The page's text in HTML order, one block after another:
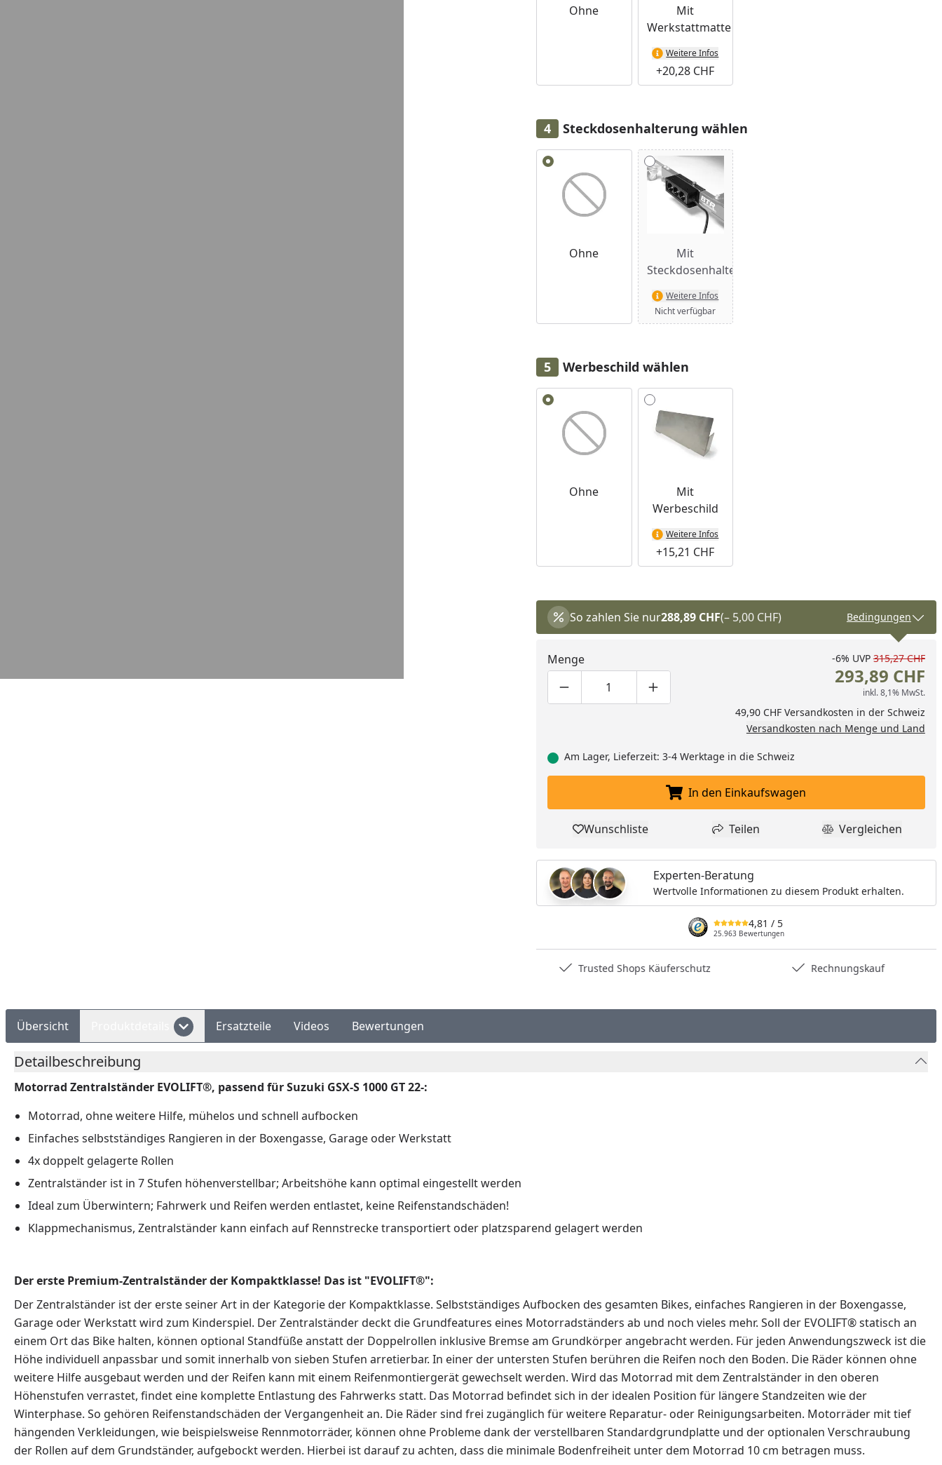
Ohne
Mit
Werkstattmatte
Weitere Infos
+20,28 CHF
Steckdosenhalterung wählen
Alle anzeigen (2)
Ohne
Mit
Steckdosenhalterung
Weitere Infos
Nicht verfügbar
Werbeschild wählen
Alle anzeigen (2)
Ohne
Mit
Werbeschild
Weitere Infos
+15,21 CHF
So zahlen Sie nur288,89 CHF(– 5,00 CHF) Bedingungen
Menge
Produktmenge um eins verringern
Produktmenge manuell eingeben
Produktmenge um eins erhöhen
-6% UVP 315,27 CHF
293,89 CHF
inkl. 8,1% MwSt.
49,90 CHF Versandkosten in der Schweiz
Versandkosten nach Menge und Land
Am Lager, Lieferzeit: 3-4 Werktage in die Schweiz
In den Einkaufswagen legen
In den Einkaufswagen
Produkt zur Wunschliste hinzufügen
Wunschliste Teilen
Teilen Produkt
Vergleichen
Experten-Beratung
Wertvolle Informationen zu diesem Produkt erhalten.
4,81 / 5
25.963 Bewertungen
Trusted Shops Käuferschutz Rechnungskauf
Übersicht Ersatzteile Videos Bewertungen
Detailbeschreibung
Motorrad Zentralständer EVOLIFT®, passend für Suzuki GSX-S 1000 GT 22-:
Motorrad, ohne weitere Hilfe, mühelos und schnell aufbocken
Einfaches selbstständiges Rangieren in der Boxengasse, Garage oder Werkstatt
4x doppelt gelagerte Rollen
Zentralständer ist in 7 Stufen höhenverstellbar; Arbeitshöhe kann optimal eingestellt werden
Ideal zum Überwintern; Fahrwerk und Reifen werden entlastet, keine Reifenstandschäden!
Klappmechanismus, Zentralständer kann einfach auf Rennstrecke transportiert oder platzsparend gelagert werden
Der erste Premium-Zentralständer der Kompaktklasse! Das ist "EVOLIFT®":
Der Zentralständer ist der erste seiner Art in der Kategorie der Kompaktklasse. Selbstständiges Aufbocken des gesamten Bikes, einfaches Rangieren in der Boxengasse,
Garage oder Werkstatt wird zum Kinderspiel. Der Zentralständer deckt die Grundfeatures eines Motorradständers ab und noch vieles mehr. Soll der EVOLIFT® statisch an
einem Ort das Bike halten, können optional Standfüße anstatt der Doppelrollen inklusive Bremse am Grundkörper angebracht werden. Für jeden Anwendungszweck ist die
Höhe individuell anpassbar und somit innerhalb von sieben Stufen arretierbar. In einer der untersten Stufen berühren die Reifen noch den Boden. Die Räder können ohne
weitere Hilfe ausgebaut werden und der Reifen kann mit einem Reifenmontiergerät gewechselt werden. Wird das Motorrad mit dem Zentralständer in den oberen
Höhenstufen verrastet, findet eine komplette Entlastung des Fahrwerks statt. Das Motorrad befindet sich in der idealen Position für längere Standzeiten wie der
Winterphase. So gehören Reifenstandschäden der Vergangenheit an. Die Räder sind frei zugänglich für weitere Reparatur- oder Reinigungsarbeiten. Motorräder mit tief
hängenden Verkleidungen, wie beispielsweise Rennmotorräder, können ohne Probleme dank der verstellbaren Standardgrundplatte und der optionalen Verschraubung
der Rollen auf dem Grundständer, aufgebockt werden. Hierbei ist darauf zu achten, dass die minimale Bodenfreiheit unter dem Motorrad 10 cm betragen muss.